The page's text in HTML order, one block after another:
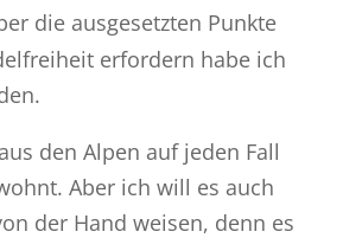
die ausgesetzten Punkte
erfordern habe ich
den Alpen auf jeden Fall
Aber ich will es auch
der Hand weisen, denn es